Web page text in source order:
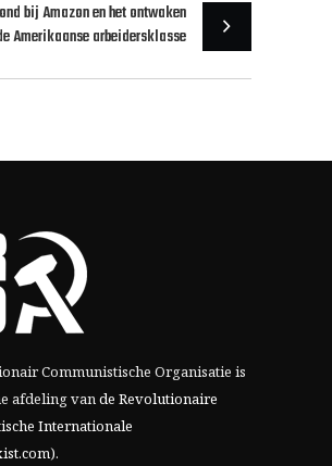
bij Amazon en het ontwaken
Amerikaanse arbeidersklasse
Communistische Organisatie is
afdeling vande Revolutionaire
Internationale
.